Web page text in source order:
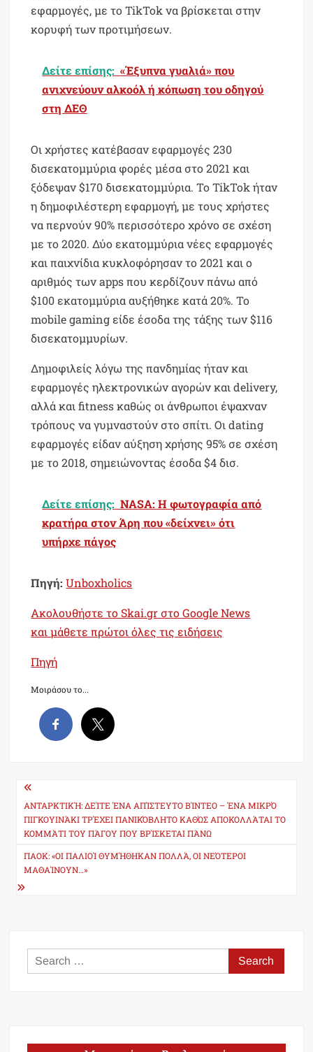
εφαρμογές, με το TikTok να βρίσκεται στην
κορυφή των προτιμήσεων.
Δείτε επίσης: «Έξυπνα γυαλιά» που
ανιχνεύουν αλκοόλ ή κόπωση του οδηγού
στη ΔΕΘ
Οι χρήστες κατέβασαν εφαρμογές 230
δισεκατομμύρια φορές μέσα στο 2021 και
ξόδεψαν $170 δισεκατομμύρια. Το TikTok ήταν
η δημοφιλέστερη εφαρμογή, με τους χρήστες
να περνούν 90% περισσότερο χρόνο σε σχέση
με το 2020. Δύο εκατομμύρια νέες εφαρμογές
και παιχνίδια κυκλοφόρησαν το 2021 και ο
αριθμός των apps που κερδίζουν πάνω από
$100 εκατομμύρια αυξήθηκε κατά 20%. Το
mobile gaming είδε έσοδα της τάξης των $116
δισεκατομμυρίων.
Δημοφιλείς λόγω της πανδημίας ήταν και
εφαρμογές ηλεκτρονικών αγορών και delivery,
αλλά και fitness καθώς οι άνθρωποι έψαχναν
τρόπους να γυμναστούν στο σπίτι. Οι dating
εφαρμογές είδαν αύξηση χρήσης 95% σε σχέση
με το 2018, σημειώνοντας έσοδα $4 δισ.
Δείτε επίσης: NASA: Η φωτογραφία από
κρατήρα στον Άρη που «δείχνει» ότι
υπήρχε πάγος
Πηγή: Unboxholics
Ακολουθήστε το Skai.gr στο Google News
και μάθετε πρώτοι όλες τις ειδήσεις
Πηγή
Μοιράσου το...
Post
navigation
ΑΝΤΑΡΚΤΙΚΉ: ΔΕΊΤΕ ΈΝΑ ΑΠΊΣΤΕΥΤΟ ΒΊΝΤΕΟ – ΈΝΑ ΜΙΚΡΌ
ΠΙΓΚΟΥΙΝΆΚΙ ΤΡΈΧΕΙ ΠΑΝΙΚΌΒΛΗΤΟ ΚΑΘΏΣ ΑΠΟΚΟΛΛΆΤΑΙ ΤΟ
ΚΟΜΜΆΤΙ ΤΟΥ ΠΆΓΟΥ ΠΟΥ ΒΡΊΣΚΕΤΑΙ ΠΆΝΩ
ΠΑΟΚ: «ΟΙ ΠΑΛΙΟΊ ΘΥΜΉΘΗΚΑΝ ΠΟΛΛΆ, ΟΙ ΝΕΌΤΕΡΟΙ
ΜΑΘΑΊΝΟΥΝ…»
Search
for: